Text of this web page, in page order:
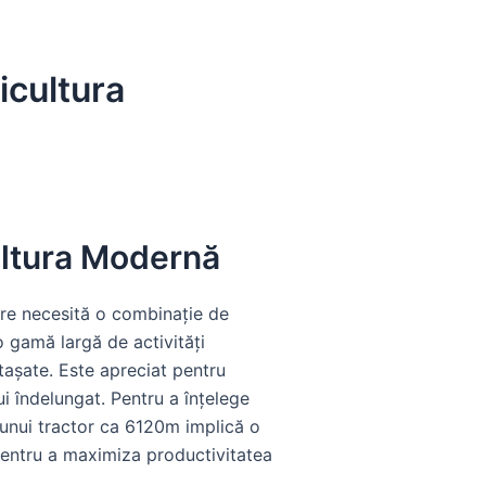
Modernă
necesită o combinație de
gamă largă de activități
Este apreciat pentru
îndelungat. Pentru a înțelege
tractor ca 6120m implică o
a maximiza productivitatea